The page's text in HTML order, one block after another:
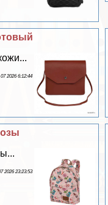
07 2026 6:12:44
2026 23:23:53